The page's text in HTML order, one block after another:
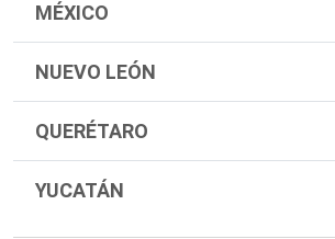
MÉXICO
NUEVO LEÓN
QUERÉTARO
YUCATÁN